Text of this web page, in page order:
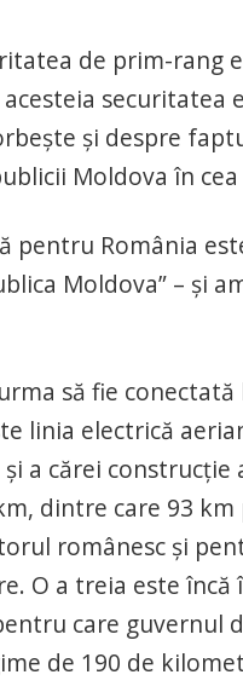
de prim-rang
securitatea
și despre
Moldova în
pentru România
Moldova” – și
să fie
linia electrică
a cărei
dintre care 93
românesc și
O a treia este
care guvernul
de 190 de